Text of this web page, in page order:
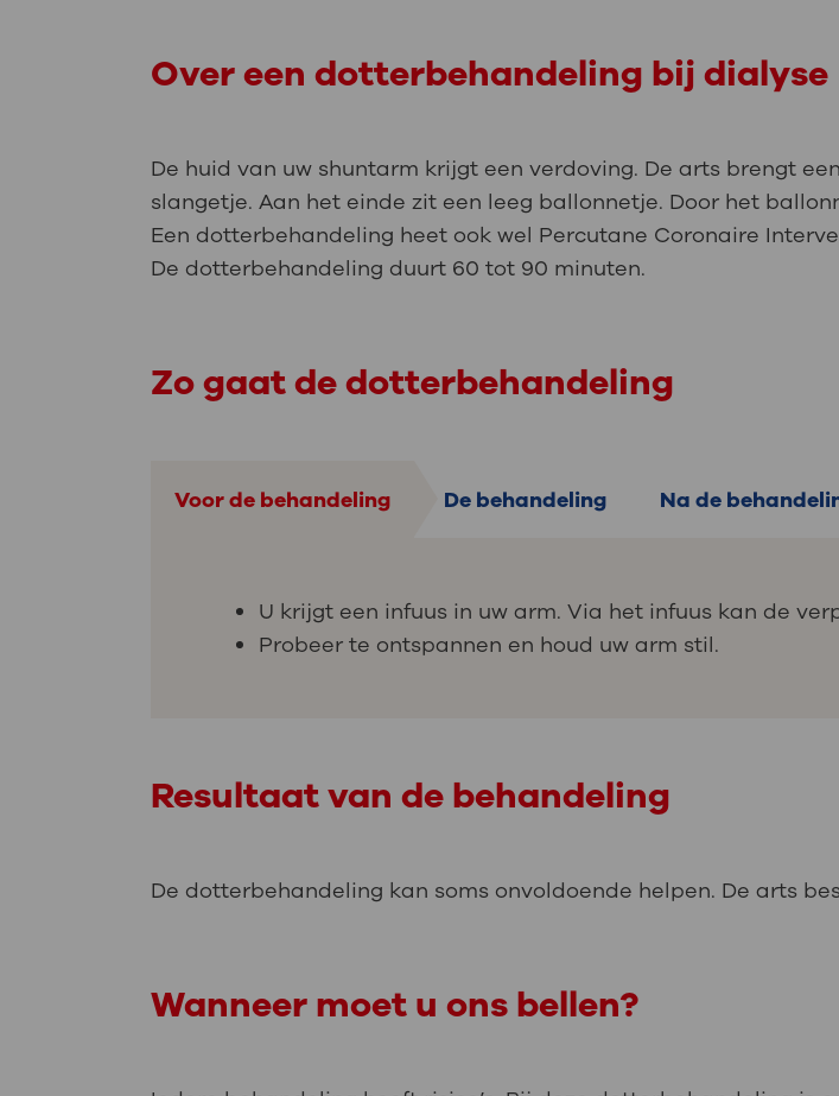
Over een dotterbehandeling bij dialyse
De huid van uw shuntarm krijgt een verdoving. De arts brengt
slangetje. Aan het einde zit een leeg ballonnetje. Door het
Een dotterbehandeling heet ook wel Percutane Coronaire
De dotterbehandeling duurt 60 tot 90 minuten.
Zo gaat de dotterbehandeling
Voor de behandeling De behandeling Na de
U krijgt een infuus in uw arm. Via het infuus kan de
Probeer te ontspannen en houd uw arm stil.
Resultaat van de behandeling
De dotterbehandeling kan soms onvoldoende helpen. De arts
Wanneer moet u ons bellen?